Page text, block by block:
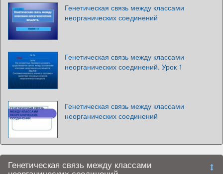
Генетическая связь между классами
неорганических соединений
Генетическая связь между классами
неорганических соединений. Урок 1
Генетическая связь между классами
неорганических соединений
Генетическая связь между классами